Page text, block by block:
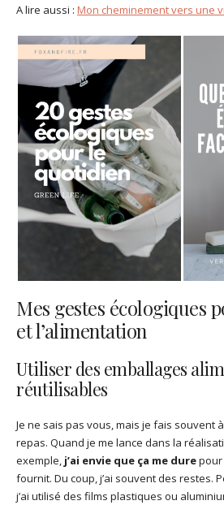
A lire aussi : Mon cheminement vers une
Mes gestes écologiques
et l’alimentation
Utiliser des emballages
réutilisables
Je ne sais pas vous, mais je fais souvent
repas. Quand je me lance dans la
exemple, j’ai envie que ça me durepour
fournit. Du coup, j’ai souvent des restes.
j’ai utilisé des films plastiques ou